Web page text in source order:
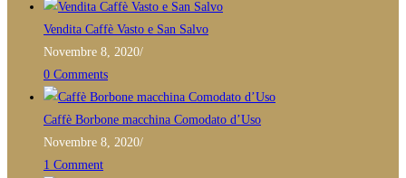
application
Vendita Caffè Vasto e San Salvo
Novembre 8, 2020/
0 Comments
Caffè Borbone macchina Comodato d’Uso
Novembre 8, 2020/
1 Comment